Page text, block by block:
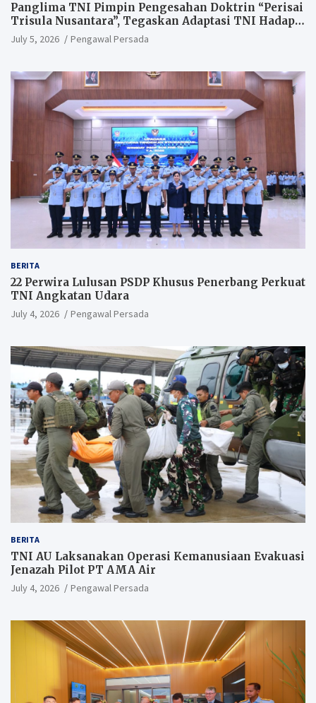
Panglima TNI Pimpin Pengesahan Doktrin “Perisai
Trisula Nusantara”, Tegaskan Adaptasi TNI Hadapi
Perang Modern
July 5, 2026 Pengawal Persada
BERITA
22 Perwira Lulusan PSDP Khusus Penerbang Perkuat
TNI Angkatan Udara
July 4, 2026 Pengawal Persada
BERITA
TNI AU Laksanakan Operasi Kemanusiaan Evakuasi
Jenazah Pilot PT AMA Air
July 4, 2026 Pengawal Persada